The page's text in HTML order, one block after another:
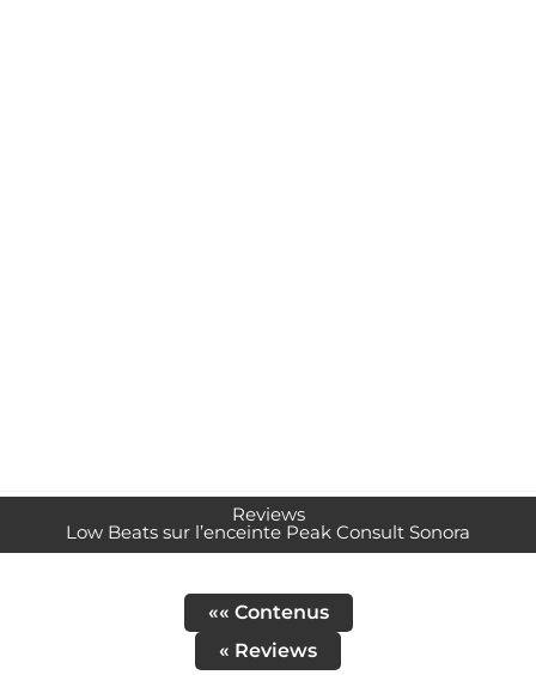
Reviews
Low Beats sur l’enceinte Peak Consult Sonora
«« Contenus
« Reviews